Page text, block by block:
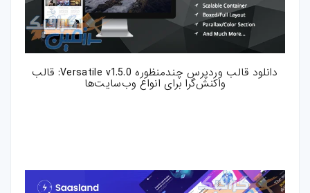
دانلود قالب وردپرس چندمنظوره Versatile v1.5.0: قالب
واکنش‌گرا برای انواع وب‌سایت‌ها